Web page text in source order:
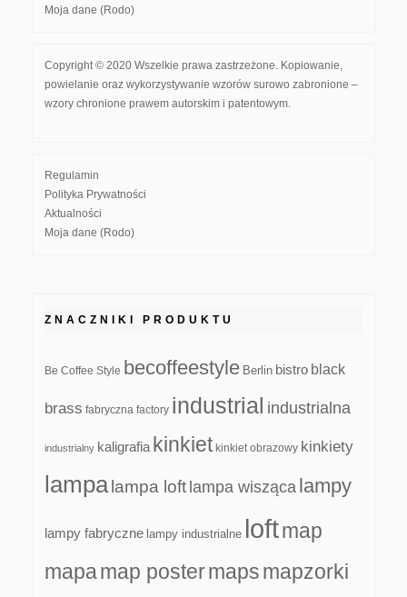
Moja dane (Rodo)
Copyright © 2020 Wszelkie prawa zastrzeżone. Kopiowanie,
powielanie oraz wykorzystywanie wzorów surowo zabronione –
wzory chronione prawem autorskim i patentowym.
Regulamin
Polityka Prywatności
Aktualności
Moja dane (Rodo)
ZNACZNIKI PRODUKTU
Be Coffee Style becoffeestyle Berlin bistro black
brass fabryczna factory industrial industrialna
industrialny kaligrafia kinkiet kinkiet obrazowy kinkiety
lampa lampa loft lampa wisząca lampy
lampy fabryczne lampy industrialne loftmap
mapamap postermapsmapzorki